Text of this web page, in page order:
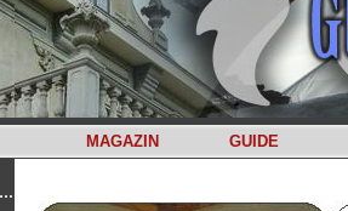
MAGAZIN GUIDE